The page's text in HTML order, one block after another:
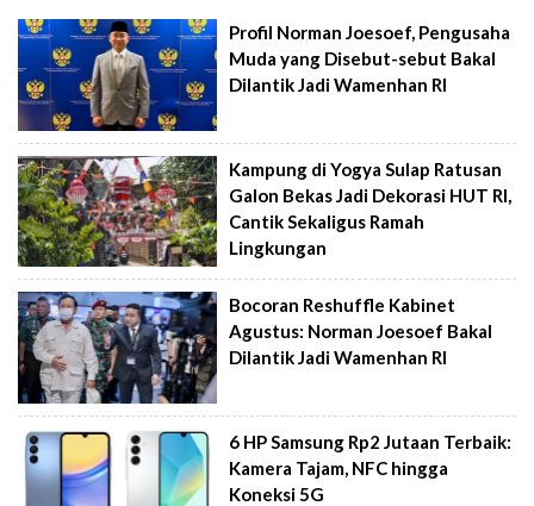
Profil Norman Joesoef, Pengusaha
Muda yang Disebut-sebut Bakal
Dilantik Jadi Wamenhan RI
Kampung di Yogya Sulap Ratusan
Galon Bekas Jadi Dekorasi HUT RI,
Cantik Sekaligus Ramah
Lingkungan
Bocoran Reshuffle Kabinet
Agustus: Norman Joesoef Bakal
Dilantik Jadi Wamenhan RI
6 HP Samsung Rp2 Jutaan Terbaik:
Kamera Tajam, NFC hingga
Koneksi 5G